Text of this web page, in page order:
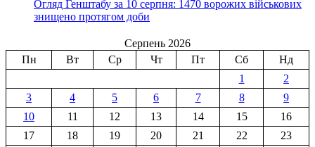
Огляд Генштабу за 10 серпня: 1470 ворожих військових
знищено протягом доби
Серпень 2026
Пн
Вт Ср Чт Пт Сб
Нд
1
2
3
4 5 6 7 8
9
10
11 12 13 14 15
16
17
18 19 20 21 22
23